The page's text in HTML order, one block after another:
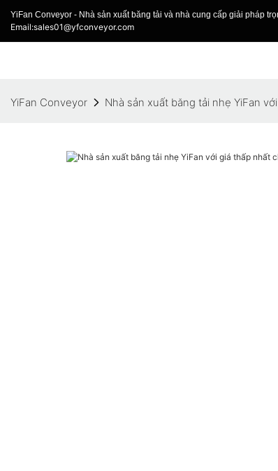
YiFan Conveyor - Nhà sản xuất băng tải và nhà cung cấp giải pháp
Email:sales01@yfconveyor.com
YiFan Conveyor Nhà sản xuất băng tải nhẹ YiFan